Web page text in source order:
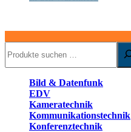
Bild & Datenfunk
EDV
Kameratechnik
Kommunikationstechnik
Konferenztechnik